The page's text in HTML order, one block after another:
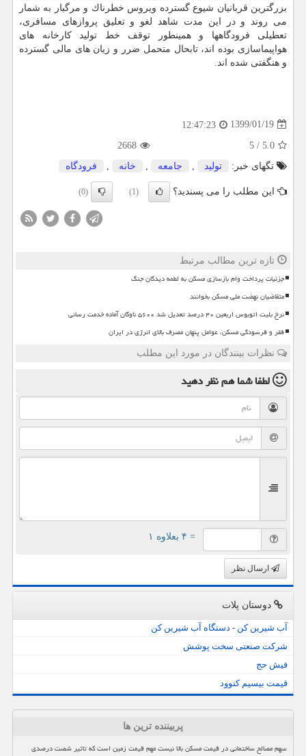
بزرگترین قربانیان شیوع گسترده ویروس خطرناك و مرگبار به شمار
می روند و در این مدت شاهد لغو و تعلیق پروازهای مسافری،
تعطیلی فرودگاهها و همینطور توقف خط تولید كارخانه های
هواپیماسازی بوده اند، تابحال متحمل ضرر و زیان های مالی گسترده
و هنگفتی شده اند.
1399/01/19
12:47:23
5.0
/
5
2668
تگهای خبر:
تولید جامعه خانه فرودگاه
این مطلب را می پسندید؟ (1)
(0)
تازه ترین مطالب مرتبط
جزئیات پرداخت وام بازسازی مسکن به لطمه دیدگان جنگ
متقاضیان نهضت ملی مسکن بخوانند
نرخ بلیت اتوبوس اربعین ۴۰ درصد تعدیل شد ۵۶۰۰ ناوگان آماده خدمت رسانی
فقر و فرسودگی مسکن، عوامل پنهان مصرف بالای انرژی در ایران
نظرات بینندگان در مورد این مطلب
لطفا شما همنظر دهید
= ۴ بعلاوه ۱
ارسال نظر
دوستان پلات
آب شیرین کن - دستگاه آب شیرین کن
شرکت صنعتی سخت پوشش
فیش حج
قیمت بیسیم کنوود
پربیننده ترین ها
سهم مصالح ساختمانی در قیمت مسکن بالا نیست مهم قیمت زمین است که تاثیر شصت درصدی